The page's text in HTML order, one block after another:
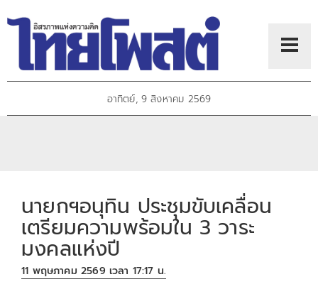
อาทิตย์, 9 สิงหาคม 2569
นายกฯอนุทิน ประชุมขับเคลื่อน
เตรียมความพร้อมใน 3 วาระ
มงคลแห่งปี
11 พฤษภาคม 2569 เวลา 17:17 น.